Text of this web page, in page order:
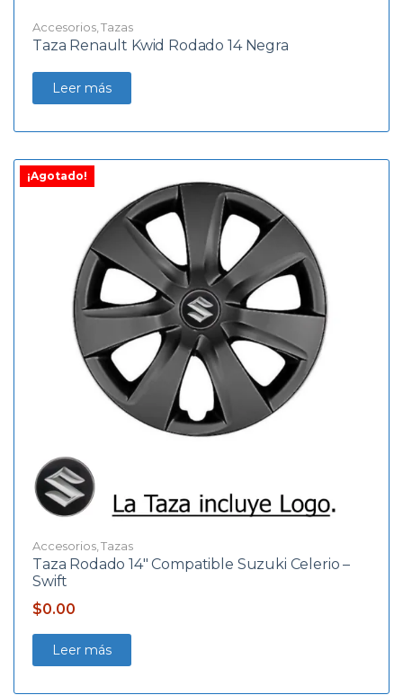
Accesorios,Tazas
Taza Renault Kwid Rodado 14 Negra
Leer más
¡Agotado!
Accesorios,Tazas
Taza Rodado 14″ Compatible Suzuki Celerio –
Swift
$0.00
Leer más